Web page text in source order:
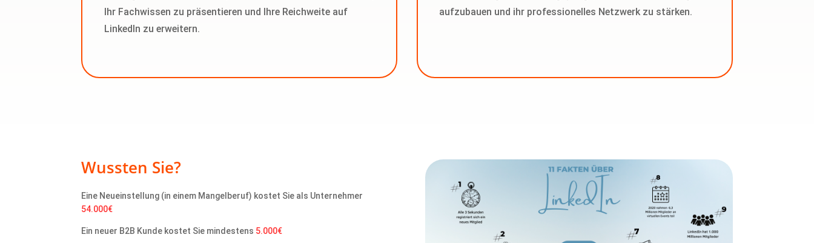
Ihr Fachwissen zu präsentieren und Ihre Reichweite auf
LinkedIn zu erweitern.
aufzubauen und ihr professionelles Netzwerk zu stärken.
Wussten Sie?
Eine Neueinstellung (in einem Mangelberuf) kostet Sie als Unternehmer
54.000€
Ein neuer B2B Kunde kostet Sie mindestens 5.000€